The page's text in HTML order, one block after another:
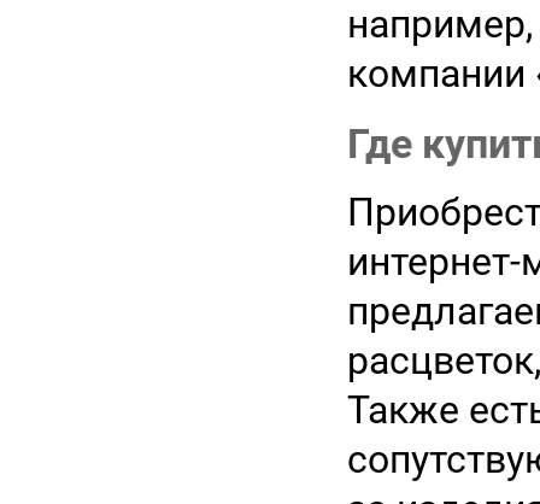
компании
Где
Также